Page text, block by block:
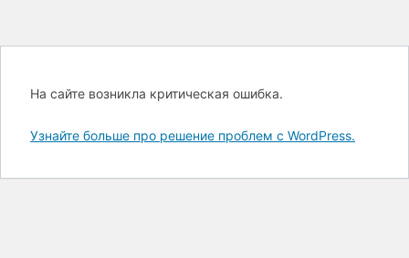
На сайте возникла критическая ошибка.
Узнайте больше про решение проблем с WordPress.